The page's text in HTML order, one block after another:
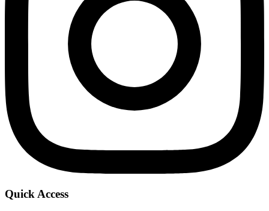
Quick Access